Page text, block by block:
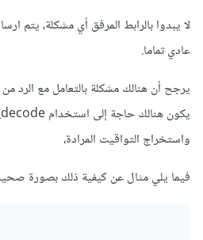
لا يبدوا بالرابط المرفق أي مشكلة، يتم
عادي تماما.
واستخراج التواقيت المرادة،
فيما يلي مثال عن كيفية ذلك بصورة